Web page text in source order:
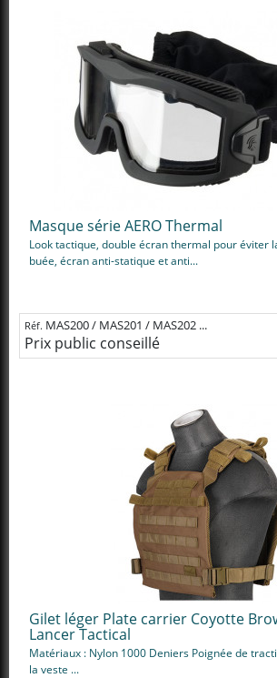
Masque série AERO Thermal
Look tactique, double écran thermal pour éviter
buée, écran anti-statique et anti...
Réf. MAS200 / MAS201 / MAS202 ...
Prix public conseillé
Gilet léger Plate carrier Coyotte
Lancer Tactical
Matériaux : Nylon 1000 Deniers Poignée de
la veste ...